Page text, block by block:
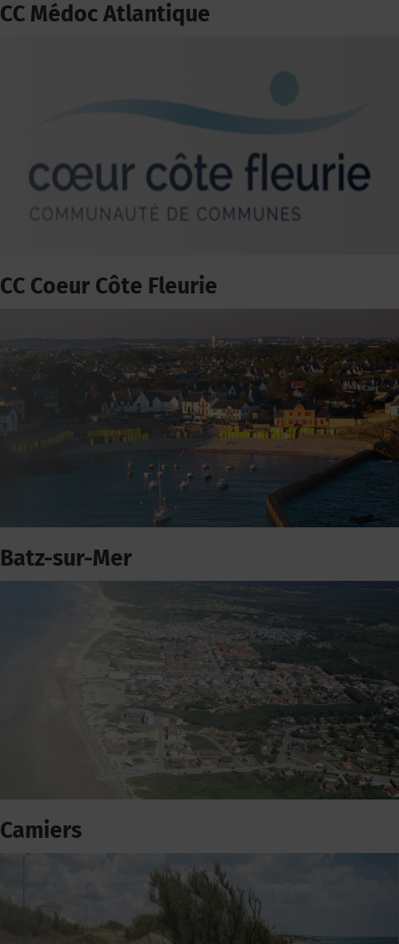
CC Médoc Atlantique
CC Coeur Côte Fleurie
Batz-sur-Mer
Camiers